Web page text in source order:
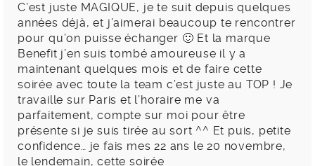
C’est juste MAGIQUE, je te suit depuis quelques
années déjà, et j’aimerai beaucoup te rencontrer
pour qu’on puisse échanger 🙂 Et la marque
Benefit j’en suis tombé amoureuse il y a
maintenant quelques mois et de faire cette
soirée avec toute la team c’est juste au TOP ! Je
travaille sur Paris et l’horaire me va
parfaitement, compte sur moi pour être
présente si je suis tirée au sort ^^ Et puis, petite
confidence… je fais mes 22 ans le 20 novembre,
le lendemain, cette soirée